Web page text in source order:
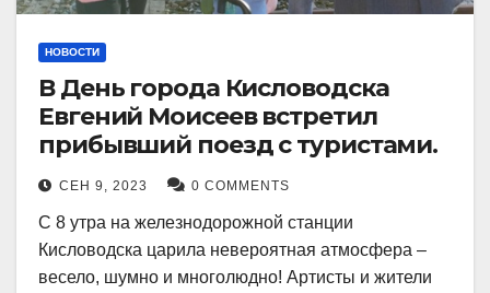
НОВОСТИ
В День города Кисловодска
Евгений Моисеев встретил
прибывший поезд с туристами.
СЕН 9, 2023 0 COMMENTS
С 8 утра на железнодорожной станции
Кисловодска царила невероятная атмосфера –
весело, шумно и многолюдно! Артисты и жители